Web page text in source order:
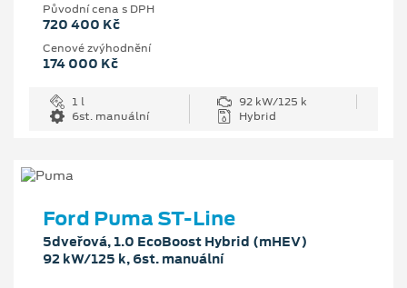
Původní cena s DPH
720 400 Kč
Cenové zvýhodnění
174 000 Kč
1 l
92 kW/125 k
6st. manuální
Hybrid
Ford Puma ST-Line
5dveřová, 1.0 EcoBoost Hybrid (mHEV)
92 kW/125 k, 6st. manuální